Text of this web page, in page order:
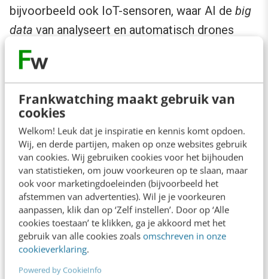
Frankwatching maakt gebruik van
cookies
Welkom! Leuk dat je inspiratie en kennis komt opdoen.
Wij, en derde partijen, maken op onze websites gebruik
van cookies. Wij gebruiken cookies voor het bijhouden
van statistieken, om jouw voorkeuren op te slaan, maar
ook voor marketingdoeleinden (bijvoorbeeld het
afstemmen van advertenties). Wil je je voorkeuren
aanpassen, klik dan op ‘Zelf instellen’. Door op ‘Alle
cookies toestaan’ te klikken, ga je akkoord met het
gebruik van alle cookies zoals omschreven in onze
cookieverklaring.
Powered by CookieInfo
bijvoorbeeld ook IoT-sensoren, waar AI de big
data van analyseert en automatisch drones
aanstuurt om op het juiste moment en de juiste
plek onkruid te wieden en gewassen te
besproeien.